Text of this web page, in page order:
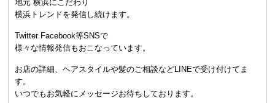
地元 横浜にこだわり
横浜トレンドを発信し続けます。
Twitter Facebook等SNSで
様々な情報発信もおこなっています。
お店の詳細、ヘアスタイルや髪のご相談などLINEで受け付けてま
す。
いつでもお気軽にメッセージお待ちしております。